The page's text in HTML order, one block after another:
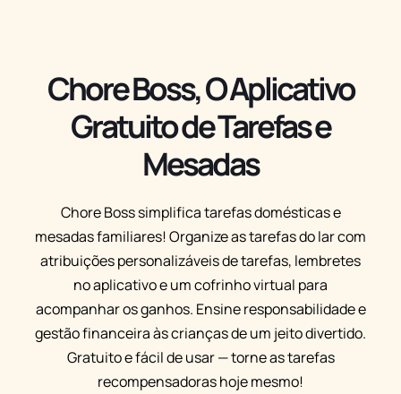
Chore Boss, O Aplicativo
Gratuito de Tarefas e
Mesadas
Chore Boss simplifica tarefas domésticas e
mesadas familiares! Organize as tarefas do lar com
atribuições personalizáveis de tarefas, lembretes
no aplicativo e um cofrinho virtual para
acompanhar os ganhos. Ensine responsabilidade e
gestão financeira às crianças de um jeito divertido.
Gratuito e fácil de usar — torne as tarefas
recompensadoras hoje mesmo!